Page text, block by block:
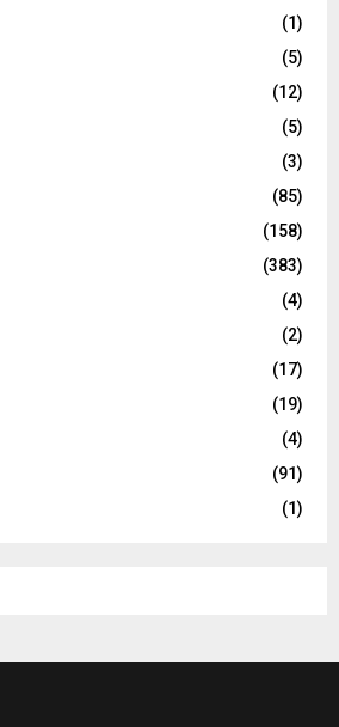
(1)
(5)
(12)
(5)
(3)
(85)
(158)
(383)
(4)
(2)
(17)
(19)
(4)
(91)
(1)